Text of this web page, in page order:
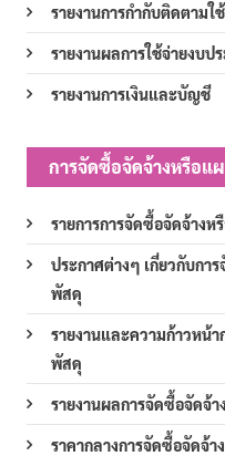
รายงานการกำกับติดตามใ
รายงานผลการใช้จ่ายงบป
รายงานการเงินและบัญชี
การจัดซื้อจัดจ้างหรือแ
รายการการจัดซื้อจัดจ้างห
ประกาศต่างๆ เกี่ยวกับกา
พัสดุ
รายงานและความก้าวหน้
พัสดุ
รายงานผลการจัดซื้อจัดจ้
ราคากลางการจัดซื้อจัดจ้าง